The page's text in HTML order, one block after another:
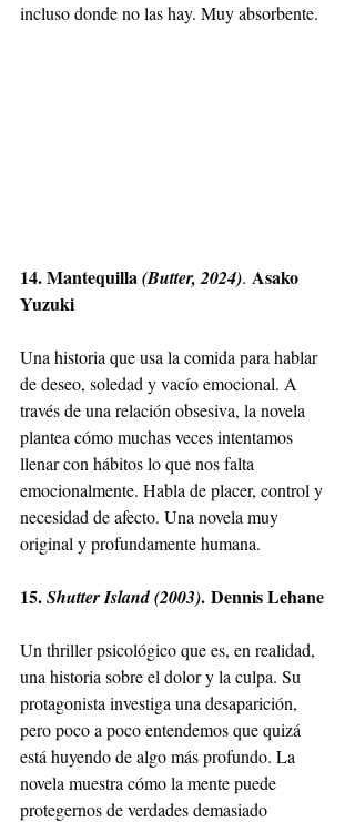
incluso donde no las hay. Muy absorbente.
14. Mantequilla (Butter, 2024). Asako
Yuzuki
Una historia que usa la comida para hablar
de deseo, soledad y vacío emocional. A
través de una relación obsesiva, la novela
plantea cómo muchas veces intentamos
llenar con hábitos lo que nos falta
emocionalmente. Habla de placer, control y
necesidad de afecto. Una novela muy
original y profundamente humana.
15. Shutter Island (2003). Dennis Lehane
Un thriller psicológico que es, en realidad,
una historia sobre el dolor y la culpa. Su
protagonista investiga una desaparición,
pero poco a poco entendemos que quizá
está huyendo de algo más profundo. La
novela muestra cómo la mente puede
protegernos de verdades demasiado